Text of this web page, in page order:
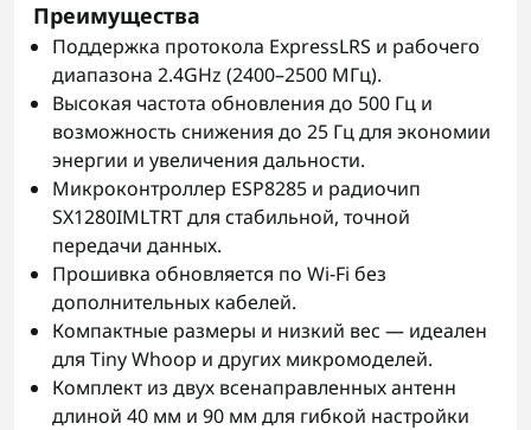
Преимущества
Поддержка протокола ExpressLRS и рабочего
диапазона 2.4GHz (2400–2500 МГц).
Высокая частота обновления до 500 Гц и
возможность снижения до 25 Гц для экономии
энергии и увеличения дальности.
Микроконтроллер ESP8285 и радиочип
SX1280IMLTRT для стабильной, точной
передачи данных.
Прошивка обновляется по Wi‑Fi без
дополнительных кабелей.
Компактные размеры и низкий вес — идеален
для Tiny Whoop и других микромоделей.
Комплект из двух всенаправленных антенн
длиной 40 мм и 90 мм для гибкой настройки